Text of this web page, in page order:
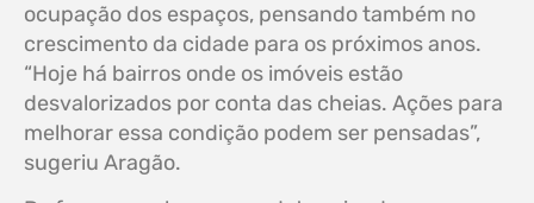
ocupação dos espaços, pensando também no
crescimento da cidade para os próximos anos.
“Hoje há bairros onde os imóveis estão
desvalorizados por conta das cheias. Ações para
melhorar essa condição podem ser pensadas”,
sugeriu Aragão.